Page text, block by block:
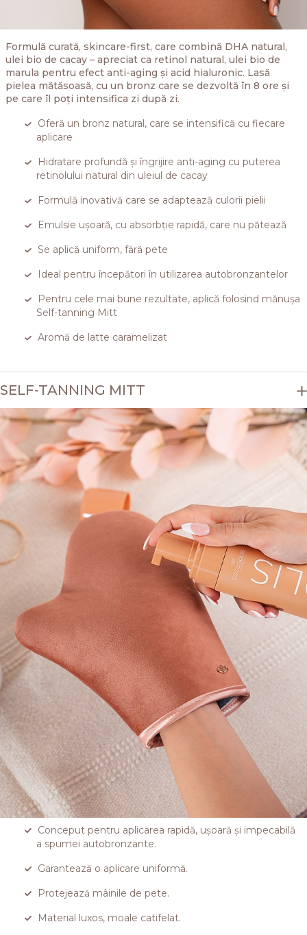
Formulă curată, skincare-first, care combină DHA natural,
ulei bio de cacay – apreciat ca retinol natural, ulei bio de
marula pentru efect anti-aging și acid hialuronic. Lasă
pielea mătăsoasă, cu un bronz care se dezvoltă în 8 ore și
pe care îl poți intensifica zi după zi.
Oferă un bronz natural, care se intensifică cu fiecare
aplicare
Hidratare profundă și îngrijire anti-aging cu puterea
retinolului natural din uleiul de cacay
Formulă inovativă care se adaptează culorii pielii
Emulsie ușoară, cu absorbție rapidă, care nu pătează
Se aplică uniform, fără pete
Ideal pentru începători în utilizarea autobronzantelor
Pentru cele mai bune rezultate, aplică folosind mănușa
Self-tanning Mitt
Aromă de latte caramelizat
SELF-TANNING MITT
Conceput pentru aplicarea rapidă, ușoară și impecabilă
a spumei autobronzante.
Garantează o aplicare uniformă.
Protejează mâinile de pete.
Material luxos, moale catifelat.